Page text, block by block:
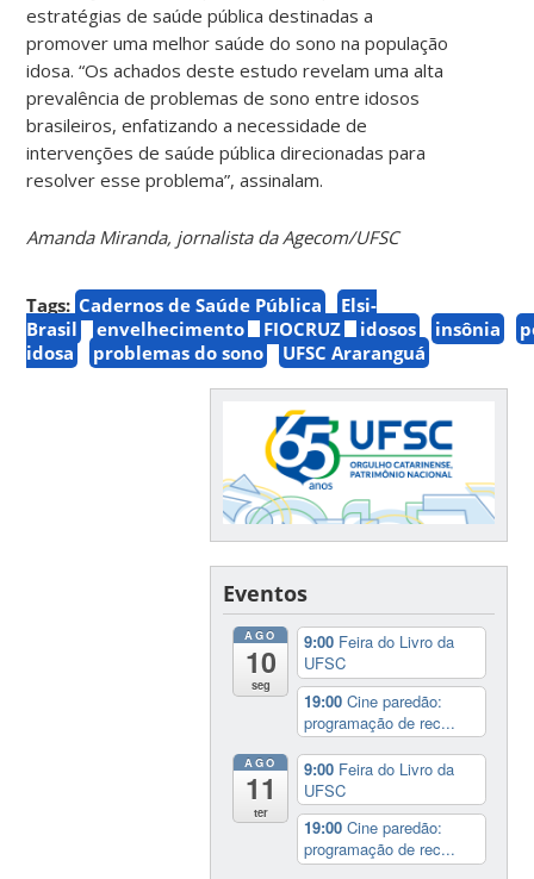
estratégias de saúde pública destinadas a
promover uma melhor saúde do sono na população
idosa. “Os achados deste estudo revelam uma alta
prevalência de problemas de sono entre idosos
brasileiros, enfatizando a necessidade de
intervenções de saúde pública direcionadas para
resolver esse problema”, assinalam.
Amanda Miranda, jornalista da Agecom/UFSC
Tags: Cadernos de Saúde Pública
Elsi-
Brasil
envelhecimento FIOCRUZ idosos insônia
idosa
problemas do sono UFSC Araranguá
Eventos
AGO
10
seg
9:00 Feira do Livro da
UFSC
19:00Cine paredão:
programação de rec...
AGO
11
ter
9:00 Feira do Livro da
UFSC
19:00Cine paredão:
programação de rec...